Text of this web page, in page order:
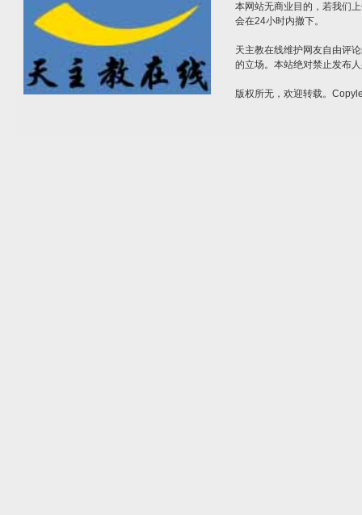
本网站无商业目的，若我们
会在24小时内撤下。
天主教在线维护网友自由评
的立场。本站绝对禁止发布
版权所无，欢迎转载。